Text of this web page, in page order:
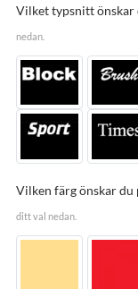
Vilket typsnitt önskar
nedan.
Vilken färg önskar du
ditt val nedan.